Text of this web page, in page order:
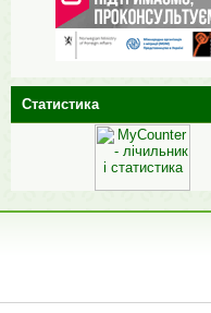
Статистика